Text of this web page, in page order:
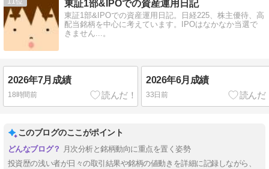
東証1部&IPOでの資産運用日記
東証1部&IPOでの資産運用日記。日経225、株主優待、高
配当銘柄を中心に考えています。IPOはなかなか当選で
きません...。
2026年7月成績
18時間前
2026年6月成績
33日前
このブログのここがポイント
月次分析と銘柄動向に重点を置く姿勢
投資歴の浅い者が日々の取引結果や銘柄の値動きを詳細に記録しながら、